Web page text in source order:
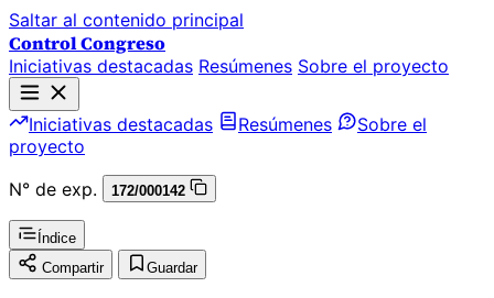
Saltar al contenido principal
Control Congreso
Iniciativas destacadas Resúmenes Sobre el proyecto
Iniciativas destacadas Resúmenes
Sobre el
proyecto
N° de exp.
172/000142
Índice
Compartir
Guardar